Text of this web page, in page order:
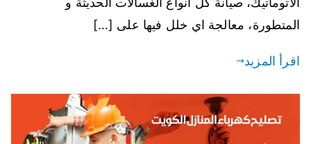
المتطورة، معالجة اي خلل فيها على […]
اقرأ المزيد